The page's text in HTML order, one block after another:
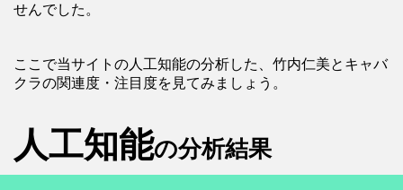
せんでした。
ここで当サイトの人工知能の分析した、竹内仁美とキャバ
クラの関連度・注目度を見てみましょう。
人工知能の分析結果